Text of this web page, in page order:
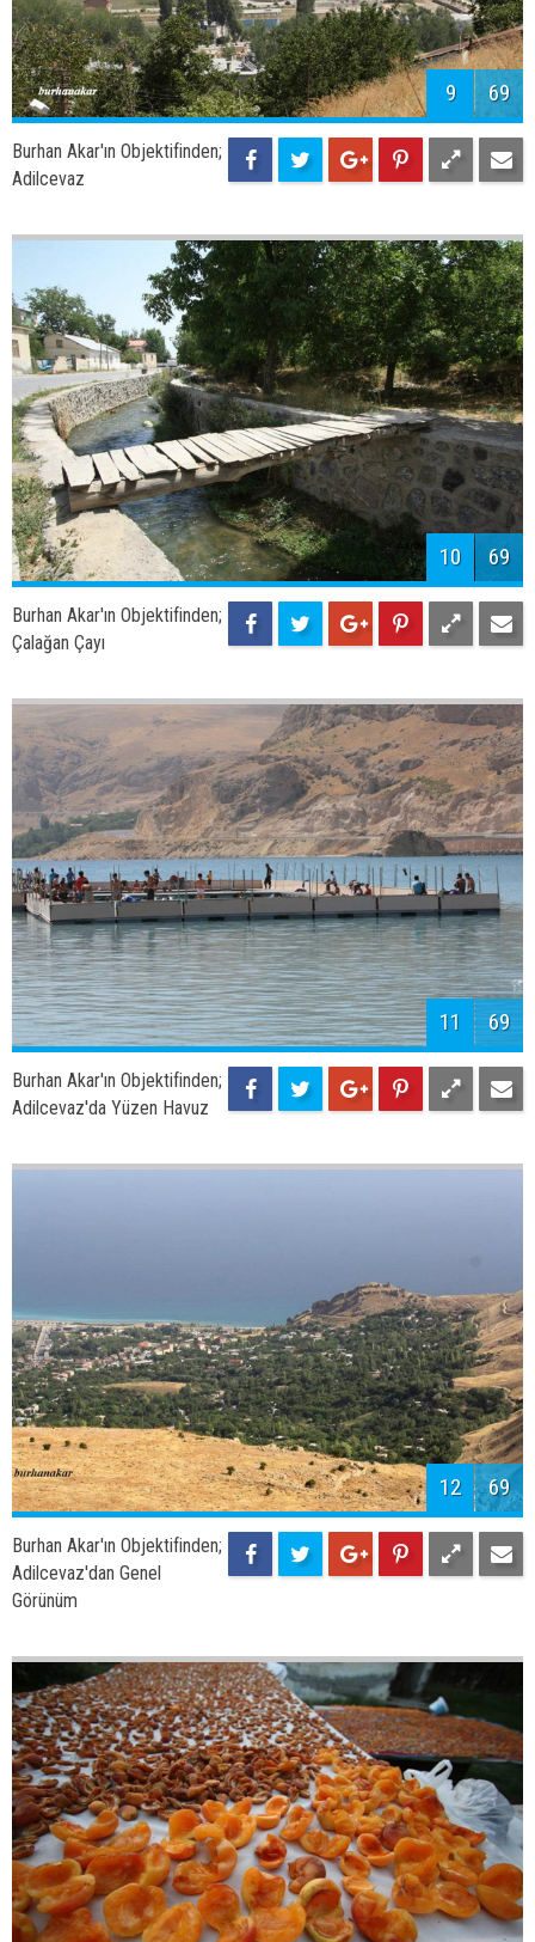
9 69
Burhan Akar'ın Objektifinden;
Adilcevaz
10 69
Burhan Akar'ın Objektifinden;
Çalağan Çayı
11 69
Burhan Akar'ın Objektifinden;
Adilcevaz'da Yüzen Havuz
12 69
Burhan Akar'ın Objektifinden;
Adilcevaz'dan Genel
Görünüm